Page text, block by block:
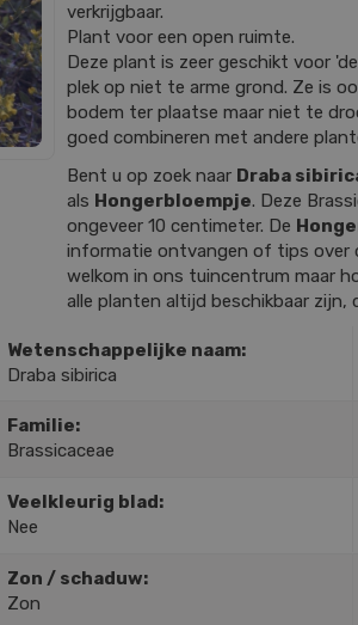
verkrijgbaar.
Plant voor een open ruimte.
Deze plant is zeer geschikt voor
plek op niet te arme grond. Ze is
bodem ter plaatse maar niet te
goed combineren met andere
Bent u op zoek naar Draba
als Hongerbloempje. Deze
ongeveer 10 centimeter. De
informatie ontvangen of tips over
welkom in ons tuincentrum maar
alle planten altijd beschikbaar zijn,
Wetenschappelijke naam:
Draba sibirica
Familie:
Brassicaceae
Veelkleurig blad:
Nee
Zon / schaduw:
Zon